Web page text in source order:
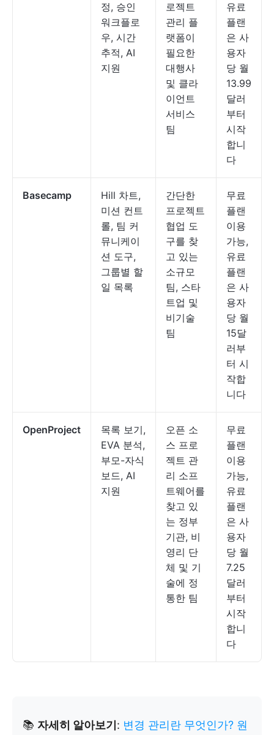
정, 승인
워크플로
우, 시간
추적, AI
지원
로젝트
관리 플
랫폼이
필요한
대행사
및 클라
이언트
서비스
팀
유료
플랜
은 사
용자
당 월
13.99
달러
부터
시작
합니
다
Basecamp
Hill 차트,
미션 컨트
롤, 팀 커
뮤니케이
션 도구,
그룹별 할
일 목록
간단한
프로젝트
협업 도
구를 찾
고 있는
소규모
팀, 스타
트업 및
비기술
팀
무료
플랜
이용
가능,
유료
플랜
은 사
용자
당 월
15달
러부
터 시
작합
니다
OpenProject
목록 보기,
EVA 분석,
부모-자식
보드, AI
지원
오픈 소
스 프로
젝트 관
리 소프
트웨어를
찾고 있
는 정부
기관, 비
영리 단
체 및 기
술에 정
통한 팀
무료
플랜
이용
가능,
유료
플랜
은 사
용자
당 월
7.25
달러
부터
시작
합니
다
📚 자세히 알아보기 : 변경 관리란 무엇인가? 원